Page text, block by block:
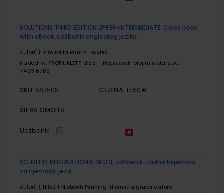
SOLUTIONS THIRD EDITION UPPER-INTERMEDIATE; Class book
with eBook, udžbenik engleskog jezika
Autor(i): Tim Falla Paul A. Davies
Nakladnik: PROFIL KLETT d.o.o.
Registarski broj ministarstva:
7433;6789
SKU: 567505 CIJENA: 17,50 €
ŠIFRA OMOTA:
Udžbenik
SCHRITTE INTERNATIONAL NEU 3; udžbenik i radna bilježnica
za njemački jezik
Autor(i): Hilpert Niebisch Penning-Hiemstra grupa autora